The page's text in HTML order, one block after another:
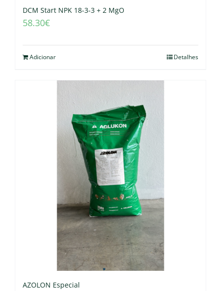
DCM Start NPK 18-3-3 + 2 MgO
58.30€
Adicionar Detalhes
AZOLON Especial